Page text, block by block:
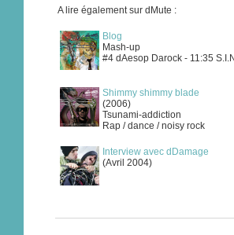
A lire également sur dMute :
Blog
Mash-up
#4 dAesop Darock - 11:35
Shimmy shimmy blade
(2006)
Tsunami-addiction
Rap / dance / noisy rock
Interview avec dDamage
(Avril 2004)